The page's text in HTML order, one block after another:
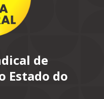
de
Estado do